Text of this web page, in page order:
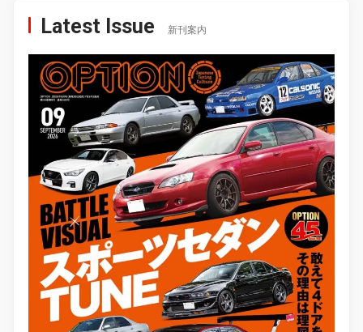
Latest Issue 新刊案内